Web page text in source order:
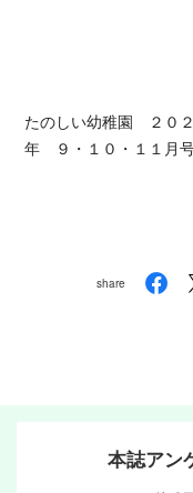
たのしい幼稚園 ２０
年 ９・１０・１１月
share
本誌アン